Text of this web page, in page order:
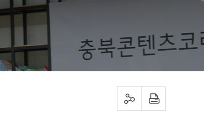
sns 공유하기 프린트하기